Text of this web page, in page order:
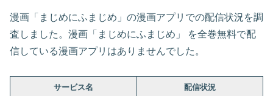
漫画「まじめにふまじめ」の漫画アプリでの配信状況を調
査しました。漫画「まじめにふまじめ」 を全巻無料で配
信している漫画アプリはありませんでした。
サービス名 配信状況